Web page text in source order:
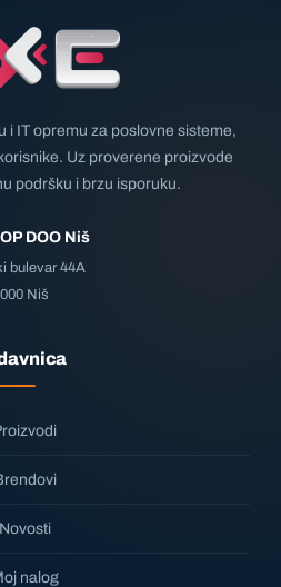
i IT opremu za poslovne sisteme,
Uz proverene proizvode
podršku i brzu isporuku.
DOO Niš
bulevar 44A
Niš
Novosti
nalog